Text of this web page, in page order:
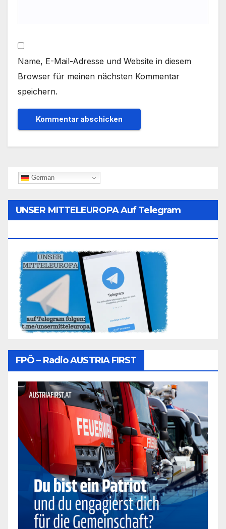
Name, E-Mail-Adresse und Website in diesem
Browser für meinen nächsten Kommentar
speichern.
German
UNSER MITTELEUROPA Auf Telegram
FPÖ – Radio AUSTRIA FIRST